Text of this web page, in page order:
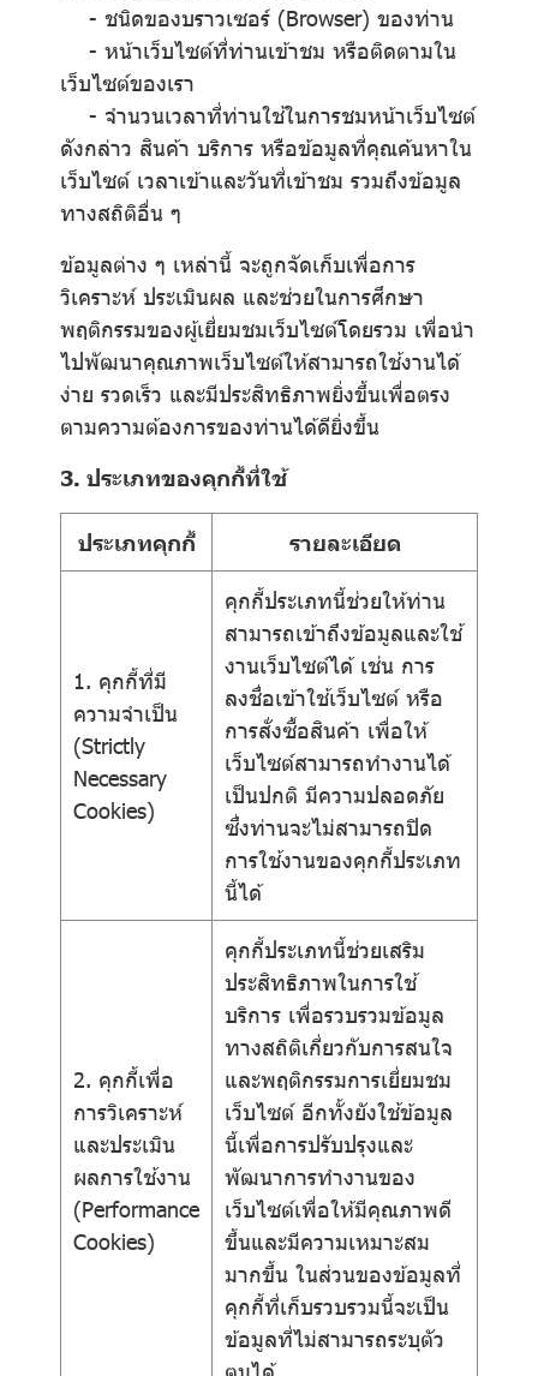
- ชนิดของบราวเซอร์ (Browser) ของท่าน
- หน้าเว็บไซต์ที่ท่านเข้าชม หรือติดตามใน
เว็บไซต์ของเรา
- จำนวนเวลาที่ท่านใช้ในการชมหน้าเว็บไซต์
ดังกล่าว สินค้า บริการ หรือข้อมูลที่คุณค้นหาใน
เว็บไซต์ เวลาเข้าและวันที่เข้าชม รวมถึงข้อมูล
ทางสถิติอื่น ๆ
ข้อมูลต่าง ๆ เหล่านี้ จะถูกจัดเก็บเพื่อการ
วิเคราะห์ ประเมินผล และช่วยในการศึกษา
พฤติกรรมของผู้เยี่ยมชมเว็บไซต์โดยรวม เพื่อนำ
ไปพัฒนาคุณภาพเว็บไซต์ให้สามารถใช้งานได้
ง่าย รวดเร็ว และมีประสิทธิภาพยิ่งขึ้นเพื่อตรง
ตามความต้องการของท่านได้ดียิ่งขึ้น
3. ประเภทของคุกกี้ที่ใช้
ประเภทคุกกี้ รายละเอียด
1. คุกกี้ที่มี
ความจำเป็น
(Strictly
Necessary
Cookies)
คุกกี้ประเภทนี้ช่วยให้ท่าน
สามารถเข้าถึงข้อมูลและใช้
งานเว็บไซต์ได้ เช่น การ
ลงชื่อเข้าใช้เว็บไซต์ หรือ
การสั่งซื้อสินค้า เพื่อให้
เว็บไซต์สามารถทำงานได้
เป็นปกติ มีความปลอดภัย
ซึ่งท่านจะไม่สามารถปิด
การใช้งานของคุกกี้ประเภท
นี้ได้
2. คุกกี้เพื่อ
การวิเคราะห์
และประเมิน
ผลการใช้งาน
(Performance
Cookies)
คุกกี้ประเภทนี้ช่วยเสริม
ประสิทธิภาพในการใช้
บริการ เพื่อรวบรวมข้อมูล
ทางสถิติเกี่ยวกับการสนใจ
และพฤติกรรมการเยี่ยมชม
เว็บไซต์ อีกทั้งยังใช้ข้อมูล
นี้เพื่อการปรับปรุงและ
พัฒนาการทำงานของ
เว็บไซต์เพื่อให้มีคุณภาพดี
ขึ้นและมีความเหมาะสม
มากขึ้น ในส่วนของข้อมูลที่
คุกกี้ที่เก็บรวบรวมนี้จะเป็น
ข้อมูลที่ไม่สามารถระบุตัว